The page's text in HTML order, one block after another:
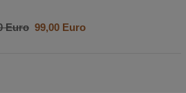
Euro99,00 Euro